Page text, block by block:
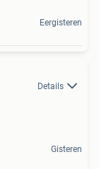
Eergisteren
Details
Gisteren